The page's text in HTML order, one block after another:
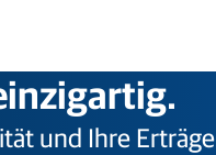
und Ihre